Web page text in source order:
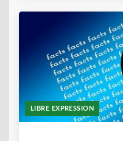
LIBRE EXPRESSION